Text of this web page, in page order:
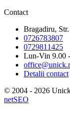
Contact
Bragadiru,
0726783807
0729811425
Lun-Vin 9.00
Detalii contact
© 2004 - 2026
netSEO